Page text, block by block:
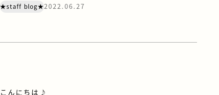
★staff blog★2022.06.27
こんにちは♪